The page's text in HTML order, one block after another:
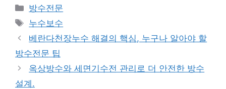
카
테
고
리
방수전문
태
그
누수보수
베란다천장누수 해결의 핵심, 누구나 알아야 할
방수전문 팁
옥상방수와 세면기수전 관리로 더 안전한 방수
설계.